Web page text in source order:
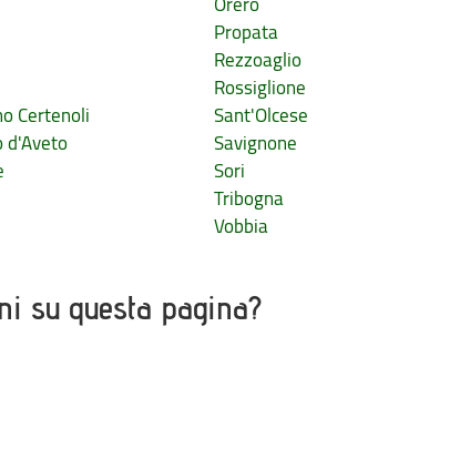
Propata
Rezzoaglio
Rossiglione
Certenoli
Sant'Olcese
d'Aveto
Savignone
Sori
Tribogna
Vobbia
su questa pagina?